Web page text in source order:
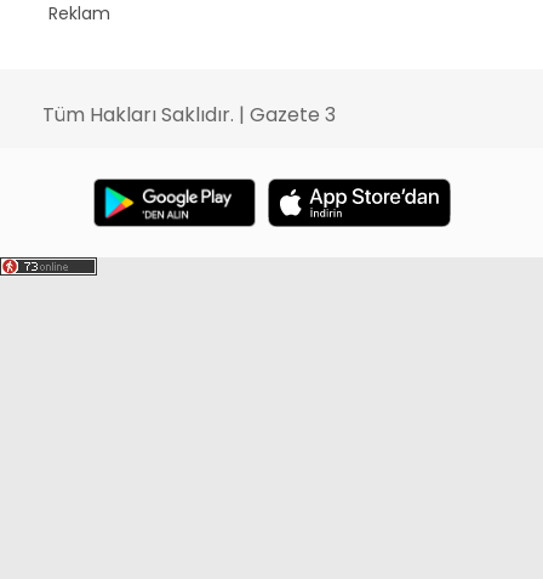
Reklam
Tüm Hakları Saklıdır. | Gazete 3